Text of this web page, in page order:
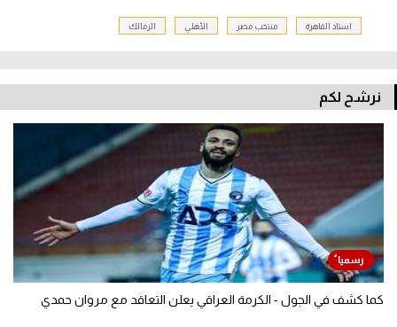
استاد القاهرة منتخب مصر الأهلي الزمالك
نرشح لكم
كما كشف في الجول - الكرمة العراقي يعلن التعاقد مع مروان حمدي